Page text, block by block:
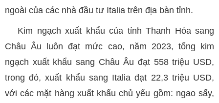
ngoài của các nhà đầu tư Italia trên địa bàn tỉnh.
Kim ngạch xuất khẩu của tỉnh Thanh Hóa sang
Châu Âu luôn đạt mức cao, năm 2023, tổng kim
ngạch xuất khẩu sang Châu Âu đạt 558 triệu USD,
trong đó, xuất khẩu sang Italia đạt 22,3 triệu USD,
với các mặt hàng xuất khẩu chủ yếu gồm: ngao sấy,